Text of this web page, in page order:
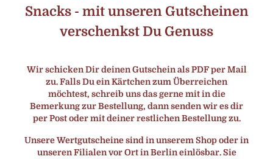
Snacks - mit unseren Gutscheinen
verschenkst Du Genuss
Wir schicken Dir deinen Gutschein als PDF per Mail
zu. Falls Du ein Kärtchen zum Überreichen
möchtest, schreib uns das gerne mit in die
Bemerkung zur Bestellung, dann senden wir es dir
per Post oder mit deiner restlichen Bestellung zu.
Unsere Wertgutscheine sind in unserem Shop oder in
unseren Filialen vor Ort in Berlin einlösbar. Sie